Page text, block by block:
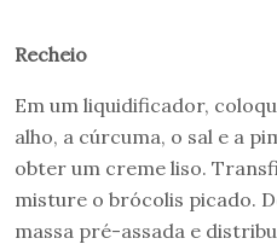
Recheio
Em um liquidificador,
alho, a cúrcuma, o sal e a
obter um creme liso.
misture o brócolis picado.
massa pré-assada e